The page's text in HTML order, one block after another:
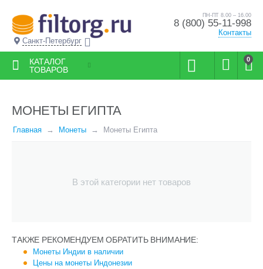
Санкт-Петербург
ПН-ПТ 8.00 – 16.00
8 (800) 55-11-998
Контакты
0
КАТАЛОГ
ТОВАРОВ
МОНЕТЫ ЕГИПТА
Главная Монеты Монеты Египта
В этой категории нет товаров
ТАКЖЕ РЕКОМЕНДУЕМ ОБРАТИТЬ ВНИМАНИЕ:
Монеты Индии в наличии
Цены на монеты Индонезии